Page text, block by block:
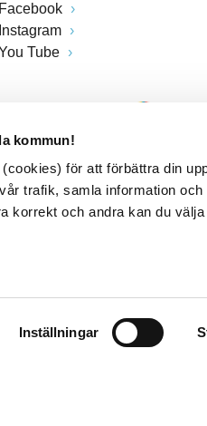
kommun!
för att förbättra din
trafik, samla information
korrekt och andra kan du
Inställningar
Facebook
Instagram
Tube